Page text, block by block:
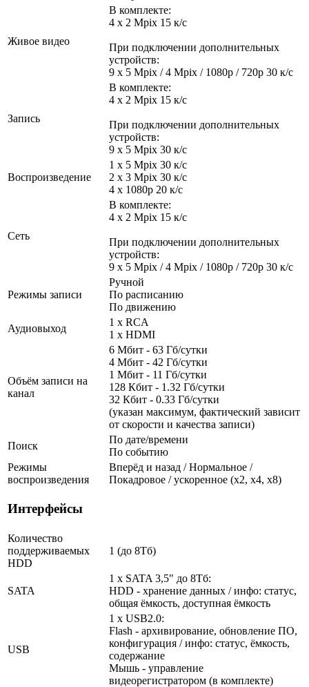
Живое видео
В комплекте:
4 x 2 Mpix 15 к/с
При подключении дополнительных
устройств:
9 x 5 Mpix / 4 Mpix / 1080p / 720p 30 к/с
Запись
В комплекте:
4 x 2 Mpix 15 к/с
При подключении дополнительных
устройств:
9 x 5 Mpix 30 к/с
Воспроизведение
1 x 5 Mpix 30 к/с
2 x 3 Mpix 30 к/с
4 x 1080p 20 к/с
Сеть
В комплекте:
4 x 2 Mpix 15 к/с
При подключении дополнительных
устройств:
9 x 5 Mpix / 4 Mpix / 1080p / 720p 30 к/c
Режимы записи
Ручной
По расписанию
По движению
Аудиовыход
1 x RCA
1 x HDMI
Объём записи на
канал
6 Мбит - 63 Гб/сутки
4 Мбит - 42 Гб/сутки
1 Мбит - 11 Гб/сутки
128 Кбит - 1.32 Гб/сутки
32 Кбит - 0.33 Гб/сутки
(указан максимум, фактический зависит
от скорости и качества записи)
Поиск
По дате/времени
По событию
Режимы
воспроизведения
Вперёд и назад / Нормальное /
Покадровое / ускоренное (х2, х4, х8)
Интерфейсы
Количество
поддерживаемых
HDD
1 (до 8Тб)
SATA
1 x SATA 3,5" до 8Тб:
HDD - хранение данных / инфо: статус,
общая ёмкость, доступная ёмкость
USB
1 x USB2.0:
Flash - архивирование, обновление ПО,
конфигурация / инфо: статус, ёмкость,
содержание
Мышь - управление
видеорегистратором (в комплекте)